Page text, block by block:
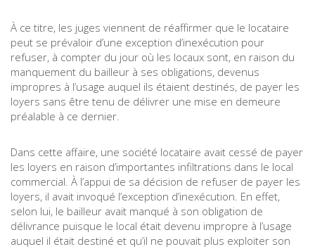
À ce titre, les juges viennent de réaffirmer que le locataire
peut se prévaloir d’une exception d’inexécution pour
refuser, à compter du jour où les locaux sont, en raison du
manquement du bailleur à ses obligations, devenus
impropres à l’usage auquel ils étaient destinés, de payer les
loyers sans être tenu de délivrer une mise en demeure
préalable à ce dernier.
Dans cette affaire, une société locataire avait cessé de payer
les loyers en raison d’importantes infiltrations dans le local
commercial. À l’appui de sa décision de refuser de payer les
loyers, il avait invoqué l’exception d’inexécution. En effet,
selon lui, le bailleur avait manqué à son obligation de
délivrance puisque le local était devenu impropre à l’usage
auquel il était destiné et qu’il ne pouvait plus exploiter son